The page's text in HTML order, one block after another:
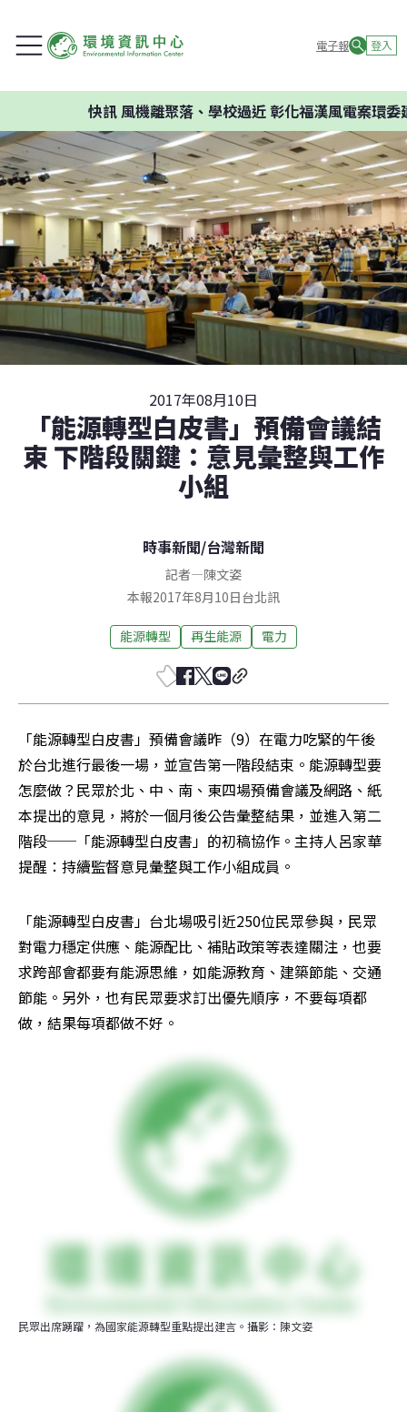
電子報 登入
風機離聚落、學校過近 彰化福漢風電案環委建議不應
2017年08月10日
「能源轉型白皮書」預備會議結
束 下階段關鍵：意見彙整與工作
小組
時事新聞/台灣新聞
記者—陳文姿
本報2017年8月10日台北訊
能源轉型 再生能源 電力
「能源轉型白皮書」預備會議昨（9）在電力吃緊的午後
於台北進行最後一場，並宣告第一階段結束。能源轉型要
怎麼做？民眾於北、中、南、東四場預備會議及網路、紙
本提出的意見，將於一個月後公告彙整結果，並進入第二
階段──「能源轉型白皮書」的初稿協作。主持人呂家華
提醒：持續監督意見彙整與工作小組成員。
「能源轉型白皮書」台北場吸引近250位民眾參與，民眾
對電力穩定供應、能源配比、補貼政策等表達關注，也要
求跨部會都要有能源思維，如能源教育、建築節能、交通
節能。另外，也有民眾要求訂出優先順序，不要每項都
做，結果每項都做不好。
民眾出席踴躍，為國家能源轉型重點提出建言。攝影：陳文姿